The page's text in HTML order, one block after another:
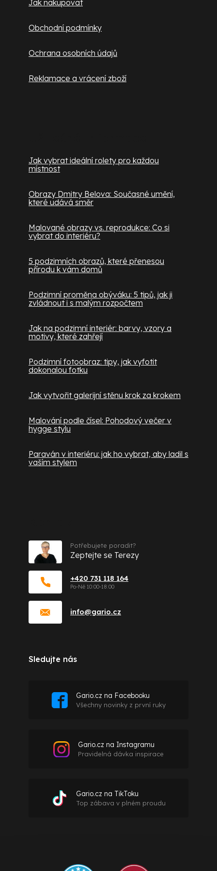
Jak nakupovat
Obchodní podmínky
Ochrana osobních údajů
Reklamace a vrácení zboží
Jak vybrat ideální rolety pro každou
místnost
Obrazy Dmitry Belova: Současné umění,
které udává směr
Malované obrazy vs. reprodukce: Co si
vybrat do interiéru?
5 podzimních obrazů, které přenesou
přírodu k vám domů
Podzimní proměna obýváku: 5 tipů, jak ji
zvládnout i s malým rozpočtem
Jak na podzimní interiér: barvy, vzory a
motivy, které zahřejí
Podzimní fotoobraz: tipy, jak vyfotit
dokonalou fotku
Jak vytvořit galerijní stěnu krok za krokem
Malování podle čísel: Pohodový večer v
hygge stylu
Paraván v interiéru: jak ho vybrat, aby ladil s
vaším stylem
info@gario.cz
+420 731 118 164
Potřebujete poradit?
Zeptejte se Terezy
Sledujte nás
Gario.cz na Facebooku
Všechny novinky z první ruky
Gario.cz na Instagramu
Pravidelná dávka inspirace
Gario.cz na TikToku
Top zábava v plném proudu